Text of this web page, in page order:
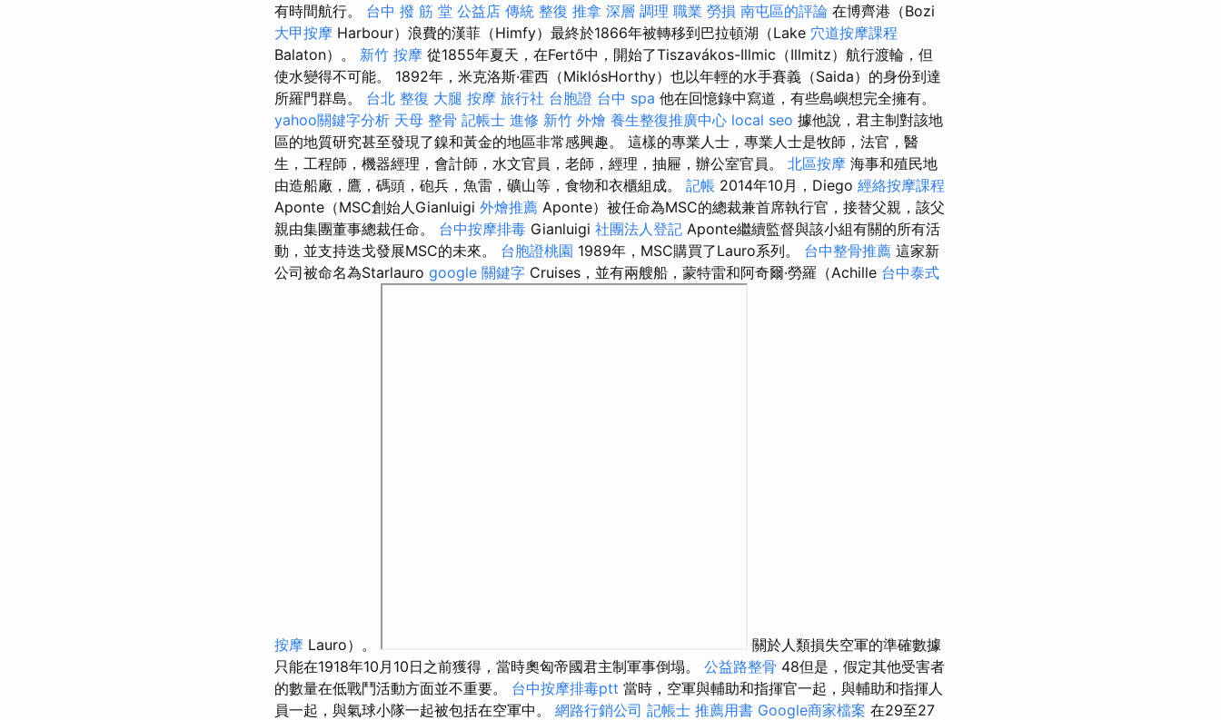
有時間航行。 台中 撥 筋 堂 公益店 傳統 整復 推拿 深層 調理 職業 勞損 南屯區的評論 在博齊港（Bozi
大甲按摩 Harbour）浪費的漢菲（Himfy）最終於1866年被轉移到巴拉頓湖（Lake 穴道按摩課程
Balaton）。 新竹 按摩 從1855年夏天，在Fertő中，開始了Tiszavákos-Illmic（Illmitz）航行渡輪，但
使水變得不可能。 1892年，米克洛斯·霍西（MiklósHorthy）也以年輕的水手賽義（Saida）的身份到達
所羅門群島。 台北 整復 大腿 按摩 旅行社 台胞證 台中 spa 他在回憶錄中寫道，有些島嶼想完全擁有。
yahoo關鍵字分析 天母 整骨 記帳士 進修 新竹 外燴 養生整復推廣中心 local seo 據他說，君主制對該地
區的地質研究甚至發現了鎳和黃金的地區非常感興趣。 這樣的專業人士，專業人士是牧師，法官，醫
生，工程師，機器經理，會計師，水文官員，老師，經理，抽屜，辦公室官員。 北區按摩 海事和殖民地
由造船廠，鷹，碼頭，砲兵，魚雷，礦山等，食物和衣櫃組成。 記帳 2014年10月，Diego 經絡按摩課程
Aponte（MSC創始人Gianluigi 外燴推薦 Aponte）被任命為MSC的總裁兼首席執行官，接替父親，該父
親由集團董事總裁任命。 台中按摩排毒 Gianluigi 社團法人登記 Aponte繼續監督與該小組有關的所有活
動，並支持迭戈發展MSC的未來。 台胞證桃園 1989年，MSC購買了Lauro系列。 台中整骨推薦 這家新
公司被命名為Starlauro google 關鍵字 Cruises，並有兩艘船，蒙特雷和阿奇爾·勞羅（Achille 台中泰式
按摩 Lauro）。
關於人類損失空軍的準確數據
只能在1918年10月10日之前獲得，當時奧匈帝國君主制軍事倒塌。 公益路整骨 48但是，假定其他受害者
的數量在低戰鬥活動方面並不重要。 台中按摩排毒ptt 當時，空軍與輔助和指揮官一起，與輔助和指揮人
員一起，與氣球小隊一起被包括在空軍中。 網路行銷公司 記帳士 推薦用書 Google商家檔案 在29至27